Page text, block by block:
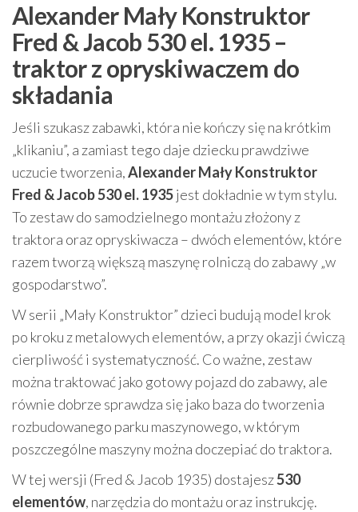
Alexander Mały Konstruktor
Fred & Jacob 530 el. 1935 –
traktor z opryskiwaczem do
składania
Jeśli szukasz zabawki, która nie kończy się na krótkim
„klikaniu”, a zamiast tego daje dziecku prawdziwe
uczucie tworzenia,Alexander Mały Konstruktor
Fred & Jacob 530 el. 1935jest dokładnie w tym stylu.
To zestaw do samodzielnego montażu złożony z
traktora oraz opryskiwacza – dwóch elementów, które
razem tworzą większą maszynę rolniczą do zabawy „w
gospodarstwo”.
W serii „Mały Konstruktor” dzieci budują model krok
po kroku z metalowych elementów, a przy okazji ćwiczą
cierpliwość i systematyczność. Co ważne, zestaw
można traktować jako gotowy pojazd do zabawy, ale
równie dobrze sprawdza się jako baza do tworzenia
rozbudowanego parku maszynowego, w którym
poszczególne maszyny można doczepiać do traktora.
W tej wersji (Fred & Jacob 1935) dostajesz530
elementów, narzędzia do montażu oraz instrukcję.